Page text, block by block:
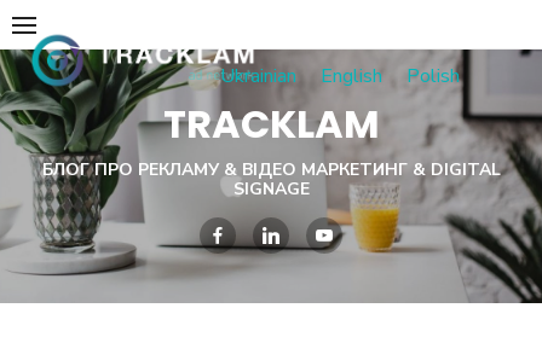
Skip
to
content
TRACKLAM
БЛОГ ПРО РЕКЛАМУ & ВІДЕО МАРКЕТИНГ & DIGITAL
SIGNAGE
Ukrainian English Polish